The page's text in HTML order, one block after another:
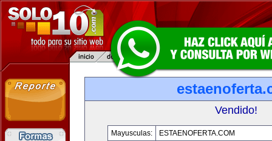
Vendido!
Mayusculas:
ESTAENOFERTA.COM